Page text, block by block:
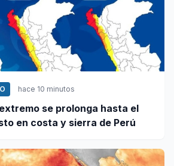
hace 10 minutos
se prolonga hasta el
en costa y sierra de Perú